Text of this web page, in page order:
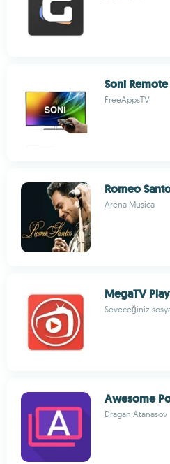
Soni Remote
FreeAppsTV
Romeo
Arena Musica
MegaTV
Seveceğiniz
Awesome
Dragan Atanasov